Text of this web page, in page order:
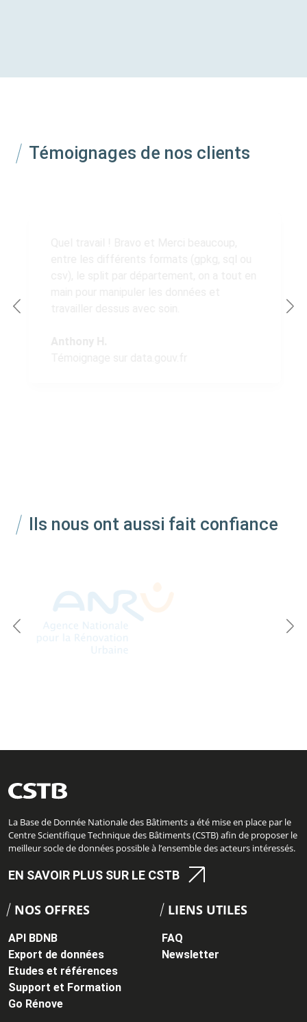
Témoignages de nos clients
Ils nous ont aussi fait confiance
La Base de Donnée Nationale des Bâtiments a été mise en place par le
Centre Scientifique Technique des Bâtiments (CSTB) afin de proposer le
meilleur socle de données possible à l’ensemble des acteurs intéressés.
EN SAVOIR PLUS SUR LE CSTB
NOS OFFRES
API BDNB
Export de données
Etudes et références
Support et Formation
Go Rénove
LIENS UTILES
FAQ
Newsletter